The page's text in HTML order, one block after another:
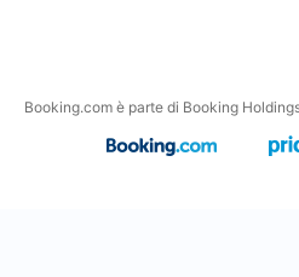
Booking.com è parte di Booking